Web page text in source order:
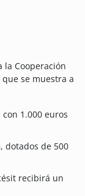
la Cooperación
se muestra a
1.000 euros
dotados de 500
recibirá un